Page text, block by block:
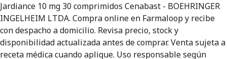
Jardiance 10 mg 30 comprimidos Cenabast - BOEHRINGER
INGELHEIM LTDA. Compra online en Farmaloop y recibe
con despacho a domicilio. Revisa precio, stock y
disponibilidad actualizada antes de comprar. Venta sujeta a
receta médica cuando aplique. Uso responsable según